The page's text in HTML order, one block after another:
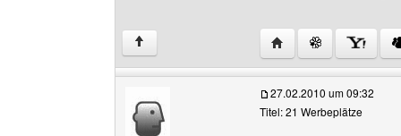
↑ Website dieses
27.02.2010 um 09:32
Titel: 21 Werbeplätze